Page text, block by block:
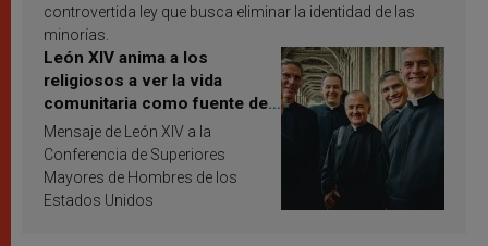
controvertida ley que busca eliminar la identidad de las
minorías.
León XIV anima a los
religiosos a ver la vida
comunitaria como fuente de
inspiración y santificación
Mensaje de León XIV a la
Conferencia de Superiores
Mayores de Hombres de los
Estados Unidos